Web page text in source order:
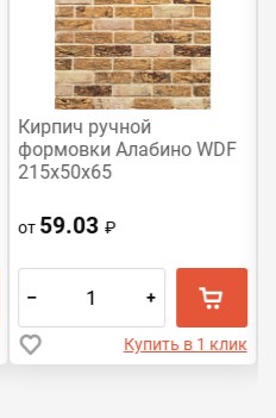
Кирпич ручной
формовки Алабино WDF
215x50x65
от 59.03₽
– +
Купить в 1 клик